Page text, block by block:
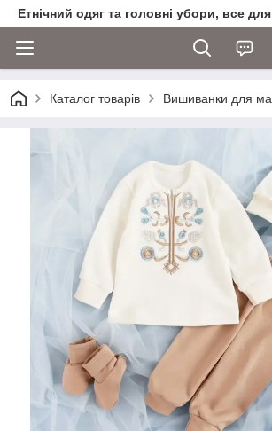
Етнічний одяг та головні убори, все
Каталог товарів Вишиванки для